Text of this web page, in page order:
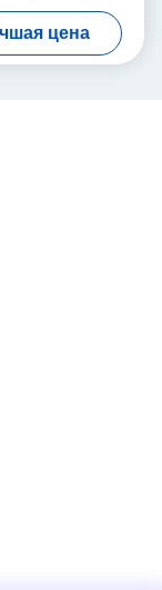
шлифовального
Пульверизер
цена